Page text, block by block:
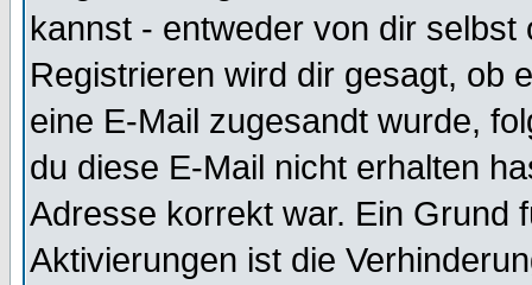
kannst - entweder von dir selbst
Registrieren wird dir gesagt, ob
eine E-Mail zugesandt wurde,
du diese E-Mail nicht erhalten
Adresse korrekt war. Ein Grund
Aktivierungen ist die